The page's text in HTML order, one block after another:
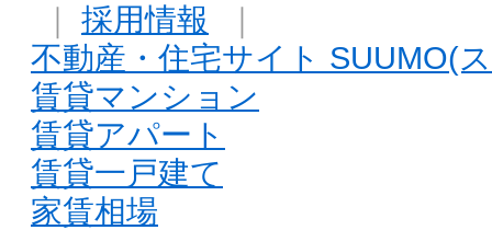
｜ 採用情報 ｜
不動産・住宅サイト SUUMO(
賃貸マンション
賃貸アパート
賃貸一戸建て
家賃相場